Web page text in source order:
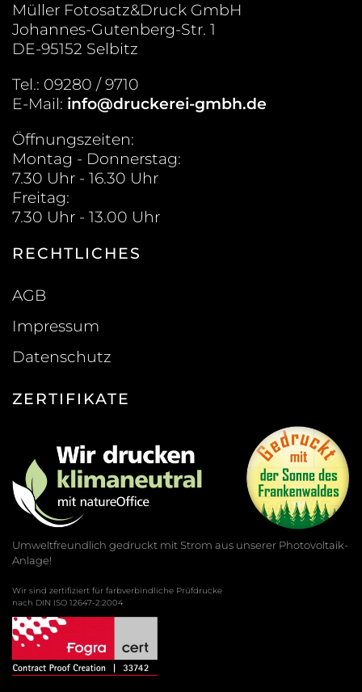
Müller Fotosatz&Druck GmbH
Johannes-Gutenberg-Str. 1
DE-95152 Selbitz
Tel.: 09280 / 9710
E-Mail: info@druckerei-gmbh.de
Öffnungszeiten:
Montag - Donnerstag:
7.30 Uhr - 16.30 Uhr
Freitag:
7.30 Uhr - 13.00 Uhr
RECHTLICHES
AGB
Impressum
Datenschutz
ZERTIFIKATE
Umweltfreundlich gedruckt mit Strom aus unserer Photovoltaik-
Anlage!
Wir sind zertifiziert für farbverbindliche Prüfdrucke
nach DIN ISO 12647-2:2004